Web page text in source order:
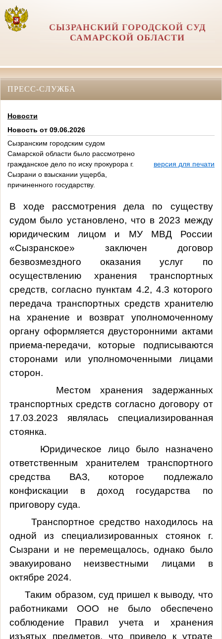
СЫЗРАНСКИЙ ГОРОДСКОЙ СУД
САМАРСКОЙ ОБЛАСТИ
ПРЕСС-СЛУЖБА
Новости
Новость от 09.06.2026
Сызранским городским судом
Самарской области было рассмотрено
гражданское дело по иску прокурора г.
Сызрани о взыскании ущерба,
причиненного государству.
версия для печати
В ходе рассмотрения дела по существу
судом было установлено, что в 2023 между
юридическим лицом и МУ МВД России
«Сызранское» заключен договор
безвозмездного оказания услуг по
осуществлению хранения транспортных
средств, согласно пунктам 4.2, 4.3 которого
передача транспортных средств хранителю
на хранение и возврат уполномоченному
органу оформляется двусторонними актами
приема-передачи, которые подписываются
сторонами или уполномоченными лицами
сторон.
Местом хранения задержанных
транспортных средств согласно договору от
17.03.2023 являлась специализированная
стоянка.
Юридическое лицо было назначено
ответственным хранителем транспортного
средства ВАЗ, которое подлежало
конфискации в доход государства по
приговору суда.
Транспортное средство находилось на
одной из специализированных стоянок г.
Сызрани и не перемещалось, однако было
эвакуировано неизвестными лицами в
октябре 2024.
Таким образом, суд пришел к выводу, что
работниками ООО не было обеспечено
соблюдение Правил учета и хранения
изъятых предметов, что привело к утрате